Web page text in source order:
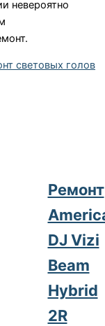
невероятно
световых голов
Ремонт
DJ Vizi
Beam
Hybrid
2R